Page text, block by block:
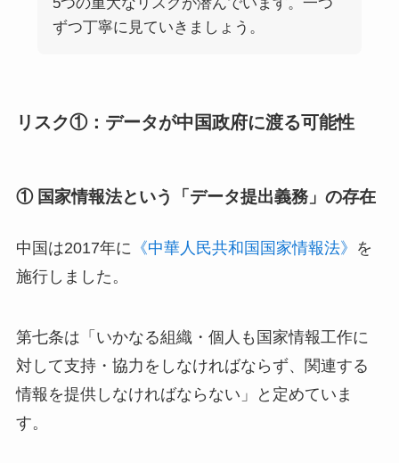
ずつ丁寧に見ていきましょう。
リスク①：データが中国政府に渡る可能性
① 国家情報法という「データ提出義務」の存在
中国は2017年に 《中華人民共和国国家情報法》 を
施行しました。
第七条は「いかなる組織・個人も国家情報工作に
対して支持・協力をしなければならず、関連する
情報を提供しなければならない」と定めていま
す。